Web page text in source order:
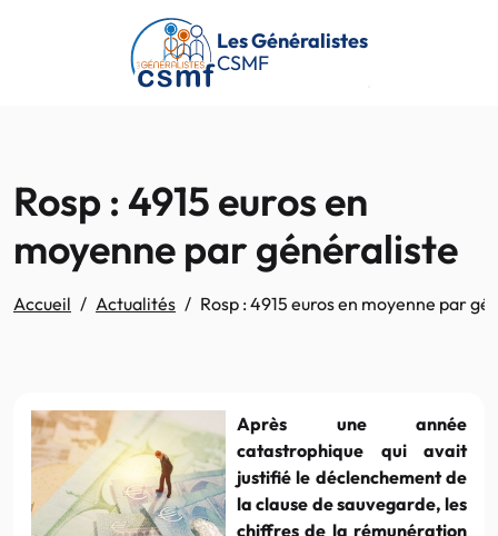
Passer au contenu principal
Les Généralistes
CSMF
Rosp : 4915 euros en
moyenne par généraliste
Accueil Actualités Rosp : 4915 euros en moyenne par
Après une année
catastrophique qui avait
justifié le déclenchement de
la clause de sauvegarde, les
chiffres de la rémunération